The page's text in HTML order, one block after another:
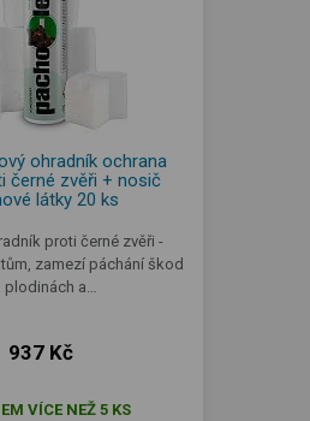
ohradník ochrana
černé zvěři + nosič
látky 20 ks
proti černé zvěři -
zamezí páchání škod
plodinách a…
937 Kč
VÍCE NEŽ 5 KS